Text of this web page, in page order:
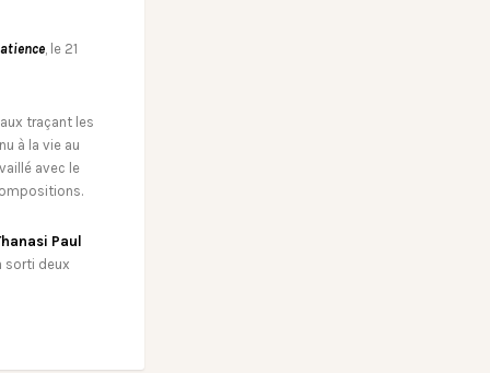
, le 21
traçant les
à la vie au
avec le
Paul
sorti deux